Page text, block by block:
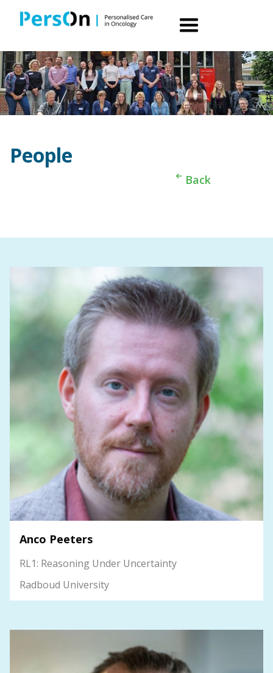
Back
People
Anco Peeters
RL1: Reasoning Under Uncertainty
Radboud University